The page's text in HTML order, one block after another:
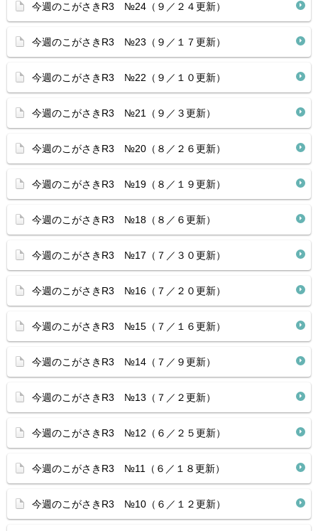
今週のこがさきR3 №24（９／２４更新）
今週のこがさきR3 №23（９／１７更新）
今週のこがさきR3 №22（９／１０更新）
今週のこがさきR3 №21（９／３更新）
今週のこがさきR3 №20（８／２６更新）
今週のこがさきR3 №19（８／１９更新）
今週のこがさきR3 №18（８／６更新）
今週のこがさきR3 №17（７／３０更新）
今週のこがさきR3 №16（７／２０更新）
今週のこがさきR3 №15（７／１６更新）
今週のこがさきR3 №14（７／９更新）
今週のこがさきR3 №13（７／２更新）
今週のこがさきR3 №12（６／２５更新）
今週のこがさきR3 №11（６／１８更新）
今週のこがさきR3 №10（６／１２更新）